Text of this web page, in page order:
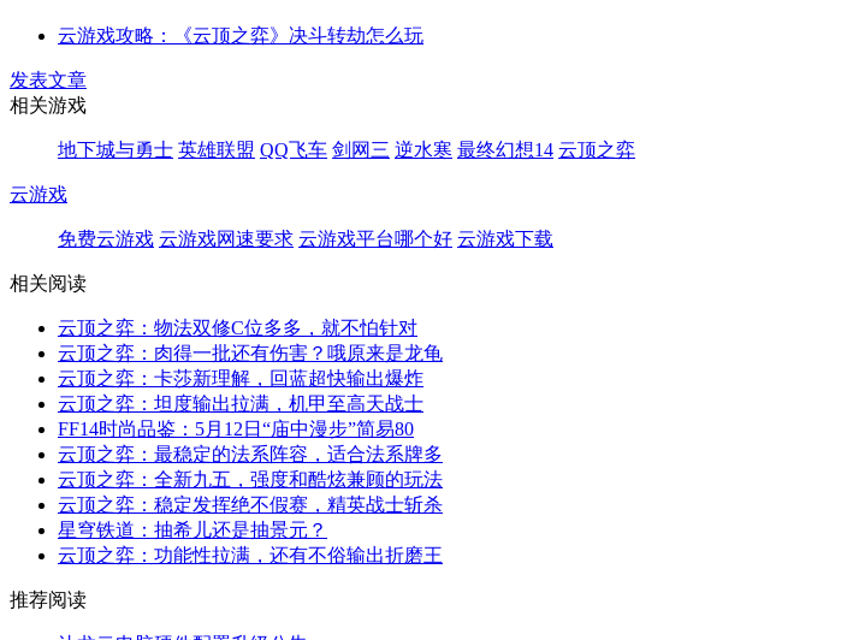
云游戏攻略：《云顶之弈》决斗转劫怎么玩
发表文章
相关游戏
地下城与勇士 英雄联盟 QQ飞车 剑网三 逆水寒 最终幻想14 云顶之弈
云游戏
免费云游戏 云游戏网速要求 云游戏平台哪个好 云游戏下载
相关阅读
云顶之弈：物法双修C位多多，就不怕针对
云顶之弈：肉得一批还有伤害？哦原来是龙龟
云顶之弈：卡莎新理解，回蓝超快输出爆炸
云顶之弈：坦度输出拉满，机甲至高天战士
FF14时尚品鉴：5月12日“庙中漫步”简易80
云顶之弈：最稳定的法系阵容，适合法系牌多
云顶之弈：全新九五，强度和酷炫兼顾的玩法
云顶之弈：稳定发挥绝不假赛，精英战士斩杀
星穹铁道：抽希儿还是抽景元？
云顶之弈：功能性拉满，还有不俗输出折磨王
推荐阅读